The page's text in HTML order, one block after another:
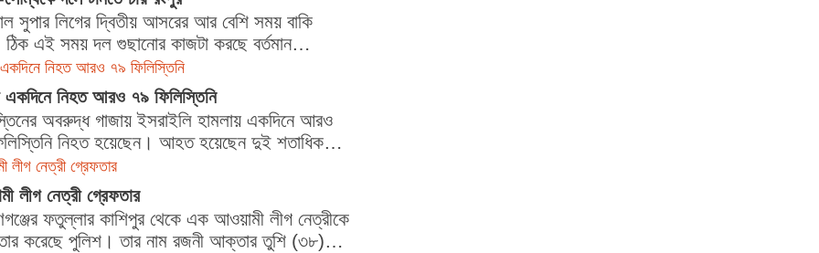
সুপার লিগের দ্বিতীয় আসরের আর বেশি সময় বাকি
এই সময় দল গুছানোর কাজটা করছে বর্তমান
রংপুর...
নিহত আরও ৭৯ ফিলিস্তিনি
একদিনে নিহত আরও ৭৯ ফিলিস্তিনি
অবরুদ্ধ গাজায় ইসরাইলি হামলায় একদিনে আরও
নিহত হয়েছেন। আহত হয়েছেন দুই শতাধিক।
অবরুদ্ধ এই উপত্যকাটিতে...
লীগ নেত্রী গ্রেফতার
লীগ নেত্রী গ্রেফতার
ফতুল্লার কাশিপুর থেকে এক আওয়ামী লীগ নেত্রীকে
করেছে পুলিশ। তার নাম রজনী আক্তার তুশি (৩৮)।